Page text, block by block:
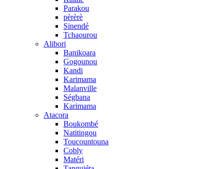
Parakou
pèrèrè
Sinendé
Tchaourou
Alibori
Banikoara
Gogounou
Kandi
Karimama
Malanville
Ségbana
Karimama
Atacora
Boukombé
Natitingou
Toucountouna
Cobly
Matéri